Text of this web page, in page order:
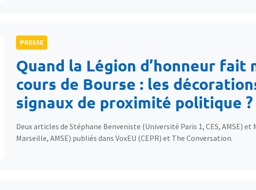
PRESSE
Quand la Légion d’honneur fait
cours de Bourse : les
signaux de proximité politique ?
Deux articles de Stéphane Benveniste (Université Paris 1, CES, AMSE)
Marseille, AMSE) publiés dans VoxEU (CEPR) et The Conversation.